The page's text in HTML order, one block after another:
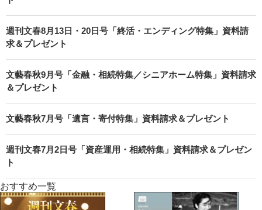
週刊文春8月13日・20日号「終活・エンディング特集」資料請
求＆プレゼント
文藝春秋9月号「金融・相続特集／シニアホーム特集」資料請求
＆プレゼント
文藝春秋7月号「遺言・寄付特集」資料請求＆プレゼント
週刊文春7月2日号「資産運用・相続特集」資料請求＆プレゼン
ト
おすすめ一覧